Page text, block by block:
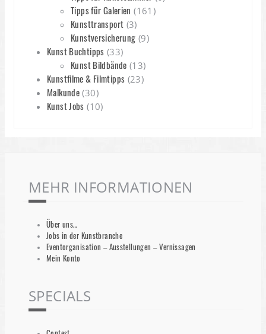
Tipps für Galerien (161)
Kunsttransport (3)
Kunstversicherung (9)
Kunst Buchtipps (33)
Kunst Bildbände (13)
Kunstfilme & Filmtipps (23)
Malkunde (30)
Kunst Jobs (10)
MEHR INFORMATIONEN
Über uns…
Jobs in der Kunstbranche
Eventorganisation – Ausstellungen – Vernissagen
Mein Konto
SPECIALS